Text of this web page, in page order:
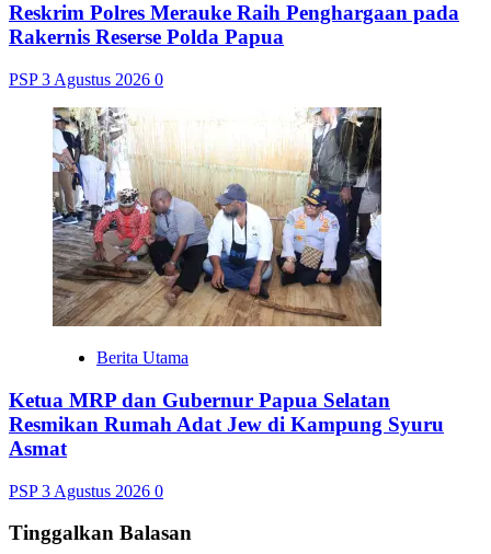
Reskrim Polres Merauke Raih Penghargaan pada
Rakernis Reserse Polda Papua
PSP3 Agustus 2026 0
Berita Utama
Ketua MRP dan Gubernur Papua Selatan
Resmikan Rumah Adat Jew di Kampung Syuru
Asmat
PSP3 Agustus 2026 0
Tinggalkan Balasan